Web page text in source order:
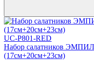
UC-P801-RED
Набор салатников
(17см+20см+23см)